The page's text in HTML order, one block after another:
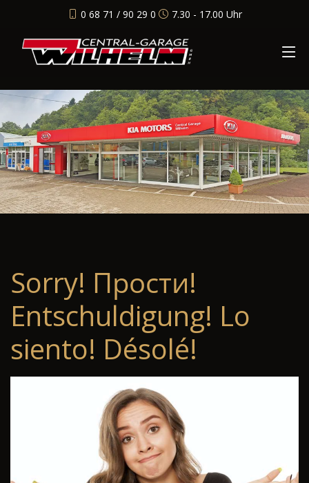
0 68 71 / 90 29 0 7.30 - 17.00 Uhr
Sorry! Прости!
Entschuldigung! Lo
siento! Désolé!